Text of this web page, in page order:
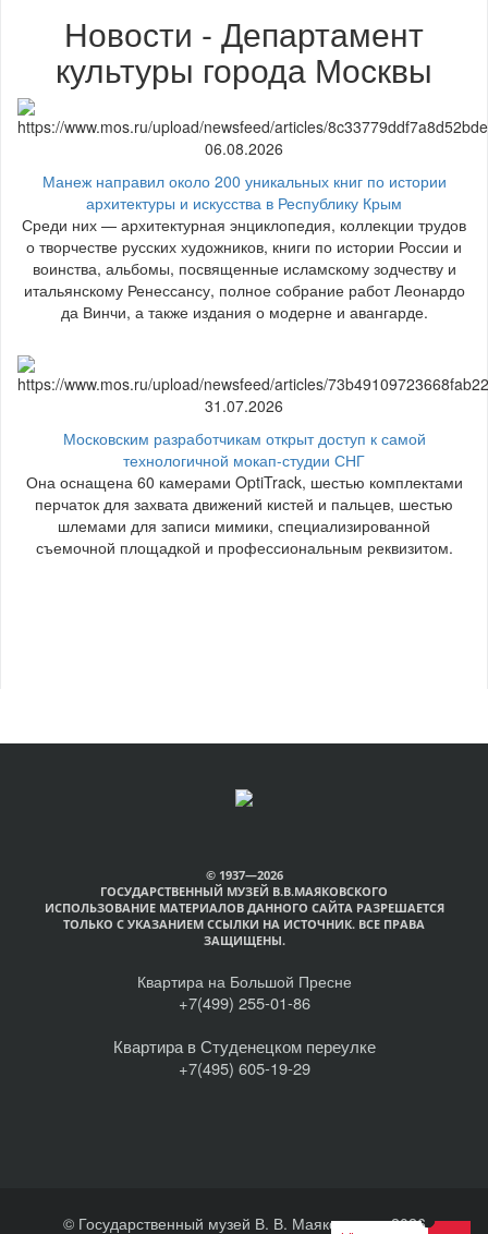
Новости - Департамент
культуры города Москвы
06.08.2026
Манеж направил около 200 уникальных книг по истории
архитектуры и искусства в Республику Крым
Среди них — архитектурная энциклопедия, коллекции трудов
о творчестве русских художников, книги по истории России и
воинства, альбомы, посвященные исламскому зодчеству и
итальянскому Ренессансу, полное собрание работ Леонардо
да Винчи, а также издания о модерне и авангарде.
31.07.2026
Московским разработчикам открыт доступ к самой
технологичной мокап-студии СНГ
Она оснащена 60 камерами OptiTrack, шестью комплектами
перчаток для захвата движений кистей и пальцев, шестью
шлемами для записи мимики, специализированной
съемочной площадкой и профессиональным реквизитом.
© 1937—2026
ГОСУДАРСТВЕННЫЙ МУЗЕЙ В.В.МАЯКОВСКОГО
ИСПОЛЬЗОВАНИЕ МАТЕРИАЛОВ ДАННОГО САЙТА РАЗРЕШАЕТСЯ
ТОЛЬКО С УКАЗАНИЕМ ССЫЛКИ НА ИСТОЧНИК. ВСЕ ПРАВА
ЗАЩИЩЕНЫ.
Квартира на Большой Пресне
+7(499) 255-01-86
Квартира в Студенецком переулке
+7(495) 605-19-29
© Государственный музей В. В. Маяковского, 2026